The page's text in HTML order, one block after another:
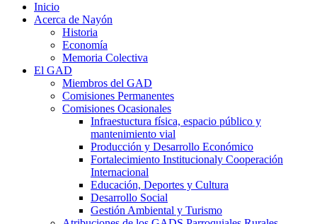
Inicio
Acerca de Nayón
Historia
Economía
Memoria Colectiva
El GAD
Miembros del GAD
Comisiones Permanentes
Comisiones Ocasionales
Infraestuctura física, espacio público y
mantenimiento vial
Producción y Desarrollo Económico
Fortalecimiento Institucionaly Cooperación
Internacional
Educación, Deportes y Cultura
Desarrollo Social
Gestión Ambiental y Turismo